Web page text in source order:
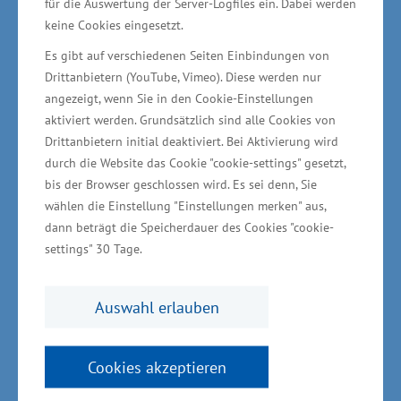
keine Cookies eingesetzt.
Es gibt auf verschiedenen Seiten Einbindungen von
Drittanbietern (YouTube, Vimeo). Diese werden nur
angezeigt, wenn Sie in den Cookie-Einstellungen
aktiviert werden. Grundsätzlich sind alle Cookies von
Drittanbietern initial deaktiviert. Bei Aktivierung wird
durch die Website das Cookie "cookie-settings" gesetzt,
bis der Browser geschlossen wird. Es sei denn, Sie
wählen die Einstellung "Einstellungen merken" aus,
dann beträgt die Speicherdauer des Cookies "cookie-
settings" 30 Tage.
Auswahl erlauben
Cookies akzeptieren
öffnen. Schweizer Unternehmen engagieren
Medizintechnik und Ernährungswirtschaft, aber
auch im Bereich Metallbearbeitung“, so Glawe
weiter.
Hierzu zählt unter anderem das
Kaffeekapselwerk von Nestlé im Industriepark
Unternehmen Ypsomed siedelt sich ein
neu an. Es werden zunächst 119 neue,
hochwertige Arbeitsplätze geschaffen. Im